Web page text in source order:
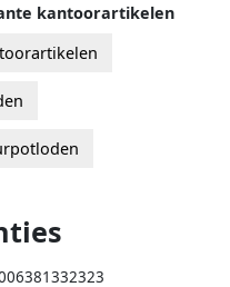
kantoorartikelen